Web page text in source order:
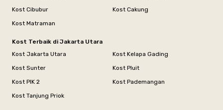
Kost Cibubur
Kost Cakung
Kost Matraman
Kost Terbaik di Jakarta Utara
Kost Jakarta Utara
Kost Kelapa Gading
Kost Sunter
Kost Pluit
Kost PIK 2
Kost Pademangan
Kost Tanjung Priok